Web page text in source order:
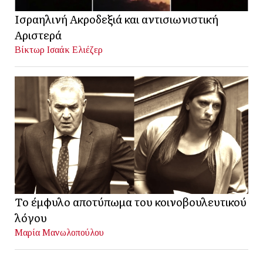
Ισραηλινή Ακροδεξιά και αντισιωνιστική
Αριστερά
Βίκτωρ Ισαάκ Ελιέζερ
Το έμφυλο αποτύπωμα του κοινοβουλευτικού
λόγου
Μαρία Μανωλοπούλου